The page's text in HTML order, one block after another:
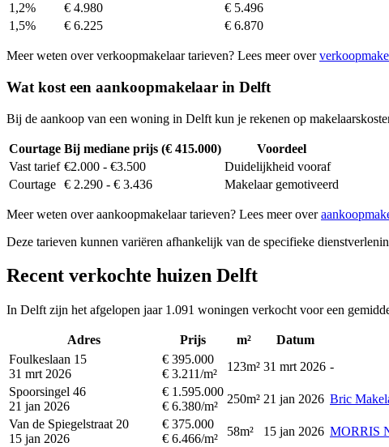
1,2%
€ 4.980
€ 5.496
1,5%
€ 6.225 € 6.870
Meer weten over verkoopmakelaar tarieven? Lees meer over
Wat kost een aankoopmakelaar in Delft
Bij de aankoop van een woning in Delft kun je rekenen op
Courtage Bij mediane prijs (€ 415.000)
Voordeel
Vast tarief €2.000 - €3.500
Duidelijkheid vooraf
Courtage € 2.290 - € 3.436 Makelaar gemotiveerd
Meer weten over aankoopmakelaar tarieven? Lees meer over
Deze tarieven kunnen variëren afhankelijk van de specifieke
Recent verkochte huizen Delft
In Delft zijn het afgelopen jaar 1.091 woningen verkocht voor een
Adres Prijs m² Datum
Foulkeslaan 15
31 mrt 2026
€ 395.000
€ 3.211/m²
123m² 31 mrt 2026 -
Spoorsingel 46
21 jan 2026
€ 1.595.000
€ 6.380/m²
250m² 21 jan 2026 Bric
Van de Spiegelstraat 20
15 jan 2026
€ 375.000
€ 6.466/m²
58m² 15 jan 2026 MORRIS